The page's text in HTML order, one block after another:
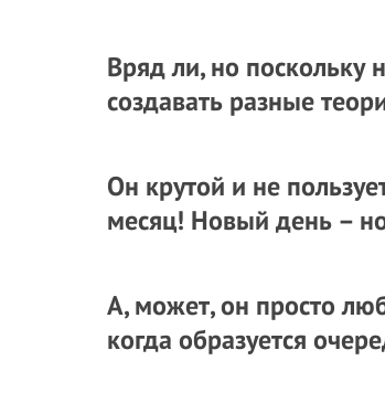
Вряд ли, но поскольку
создавать разные
Он крутой и не
месяц! Новый день –
А, может, он просто
когда образуется